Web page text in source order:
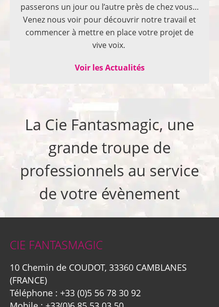
passerons un jour ou l’autre près de chez vous…
Venez nous voir pour découvrir notre travail et
commencer à mettre en place votre projet de
vive voix.
Voir les Actualités
La Cie Fantasmagic, une
grande troupe de
professionnels au service
de votre évènement
CIE FANTASMAGIC
10 Chemin de COUDOT, 33360 CAMBLANES
(FRANCE)
Téléphone : +33 (0)5 56 78 30 92